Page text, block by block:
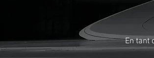
En tant